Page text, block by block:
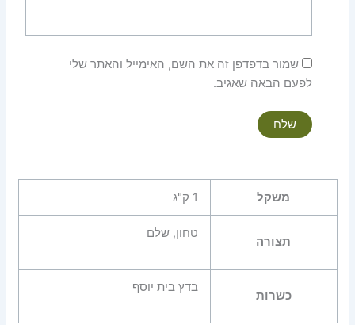
שמור בדפדפן זה את השם, האימייל והאתר שלי
לפעם הבאה שאגיב.
משקל 1 ק"ג
תצורה
טחון, שלם
כשרות
בדץ בית יוסף